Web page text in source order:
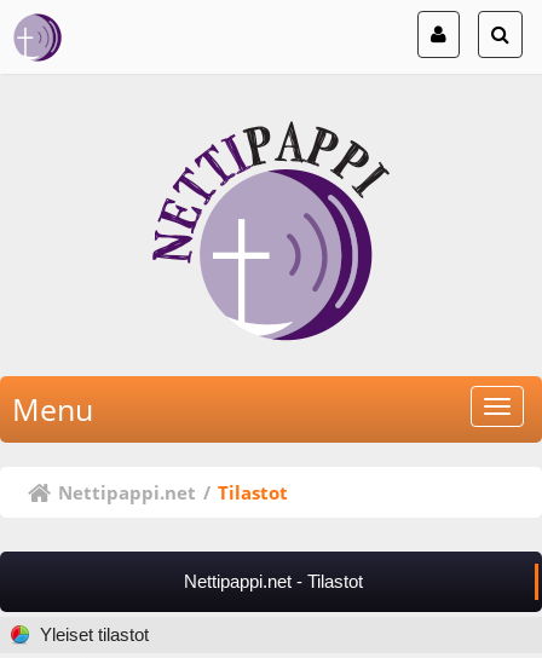
Menu
Nettipappi.net / Tilastot
Nettipappi.net - Tilastot
Yleiset tilastot